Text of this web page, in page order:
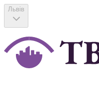
Львів